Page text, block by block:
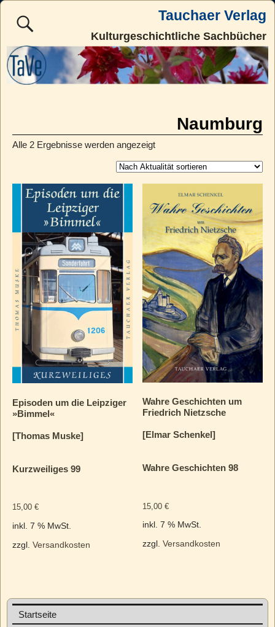
Tauchaer Verlag
Kulturgeschichtliche Sachbücher
Naumburg
Alle 2 Ergebnisse werden angezeigt
Episoden um die Leipziger
»Bimmel«
[Thomas Muske]
Kurzweiliges 99
15,00 €
inkl. 7 % MwSt.
zzgl. Versandkosten
Wahre Geschichten um
Friedrich Nietzsche
[Elmar Schenkel]
Wahre Geschichten 98
15,00€
inkl. 7 % MwSt.
zzgl.Versandkosten
Startseite